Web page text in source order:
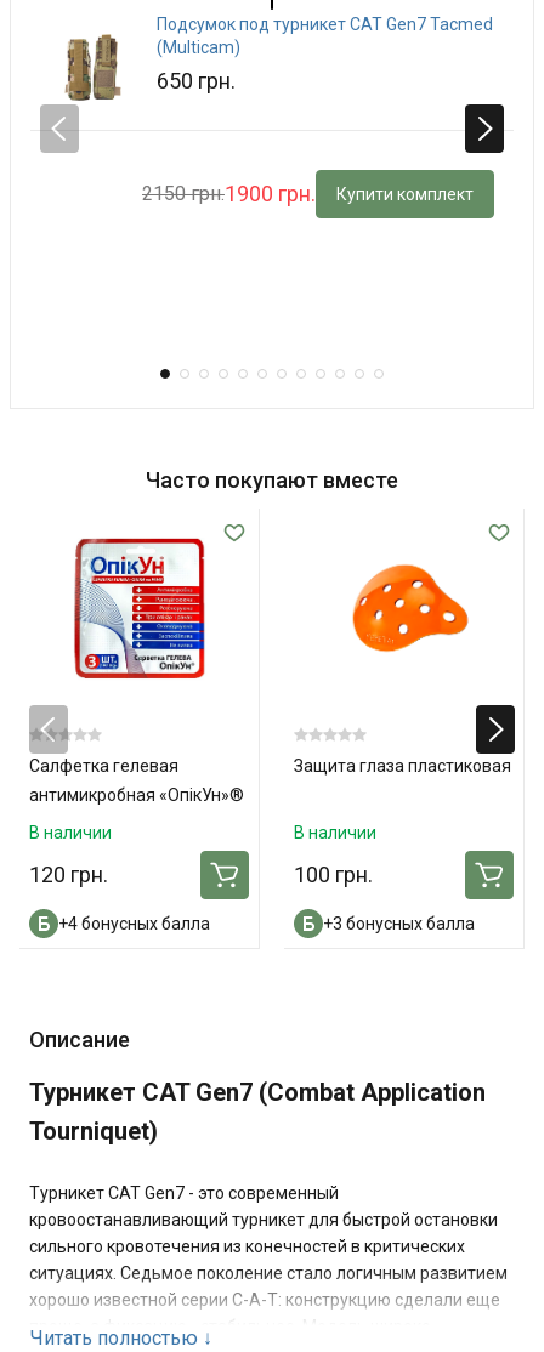
Подсумок под турникет CAT Gen7 Tacmed
(Multicam)
650 грн.
2150 грн.1900 грн. Купити комплект
Часто покупают вместе
Салфетка гелевая
антимикробная «ОпікУн»®
(10х10 см) №3 - 3 шт. в
В наличии
120 грн.
+4 бонусных балла
Защита глаза пластиковая
В наличии
100 грн.
+3 бонусных балла
Описание
Турникет CAT Gen7 (Combat Application
Tourniquet)
Турникет CAT Gen7 - это современный
кровоостанавливающий турникет для быстрой остановки
сильного кровотечения из конечностей в критических
ситуациях. Седьмое поколение стало логичным развитием
хорошо известной серии C-A-T: конструкцию сделали еще
проще, а фиксацию - стабильнее. Модель широко
Читать полностью ↓